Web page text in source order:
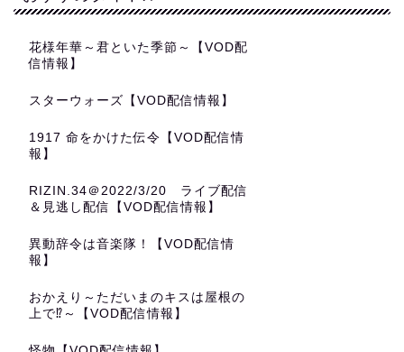
花様年華～君といた季節～【VOD配
信情報】
スターウォーズ【VOD配信情報】
1917 命をかけた伝令【VOD配信情
報】
RIZIN.34＠2022/3/20 ライブ配信
＆見逃し配信【VOD配信情報】
異動辞令は音楽隊！【VOD配信情
報】
おかえり～ただいまのキスは屋根の
上で⁉～【VOD配信情報】